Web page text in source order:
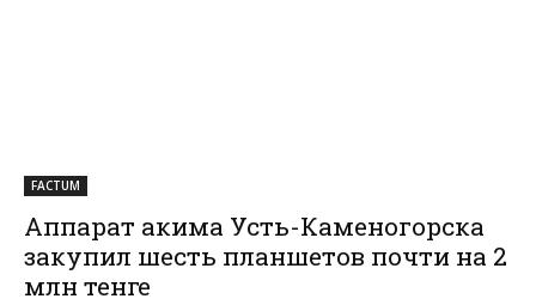
FACTUM
Аппарат акима Усть-Каменогорска
закупил шесть планшетов почти на 2
млн тенге